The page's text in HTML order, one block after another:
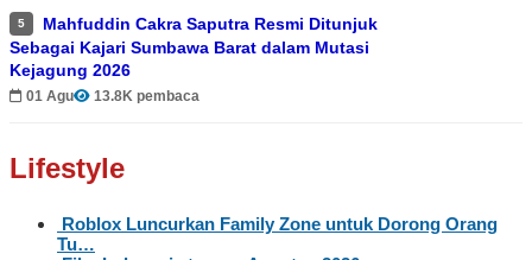
5
Mahfuddin Cakra Saputra Resmi Ditunjuk
Sebagai Kajari Sumbawa Barat dalam Mutasi
Kejagung 2026
01 Agu 13.8K pembaca
Lifestyle
Roblox Luncurkan Family Zone untuk Dorong Orang
Tu…